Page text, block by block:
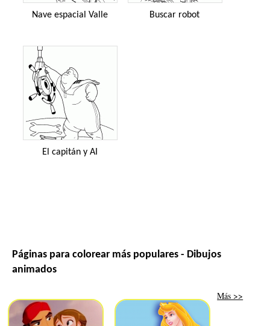
Nave espacial Valle Buscar robot
El capitán y AI
Páginas para colorear más populares - Dibujos
animados
Más >>